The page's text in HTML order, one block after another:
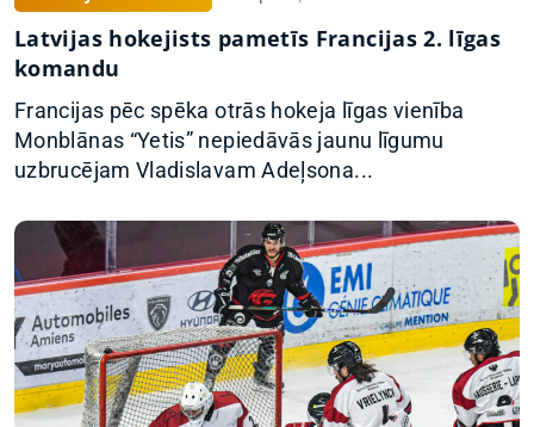
Latvijas hokejists pametīs Francijas 2. līgas
komandu
Francijas pēc spēka otrās hokeja līgas vienība
Monblānas “Yetis” nepiedāvās jaunu līgumu
uzbrucējam Vladislavam Adeļsona...